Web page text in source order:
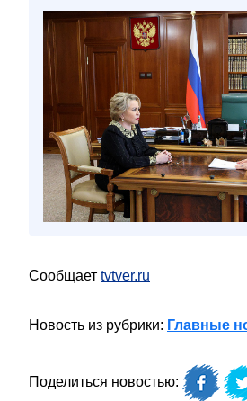
Сообщает tvtver.ru
Новость из рубрики: Главные
Поделиться новостью: